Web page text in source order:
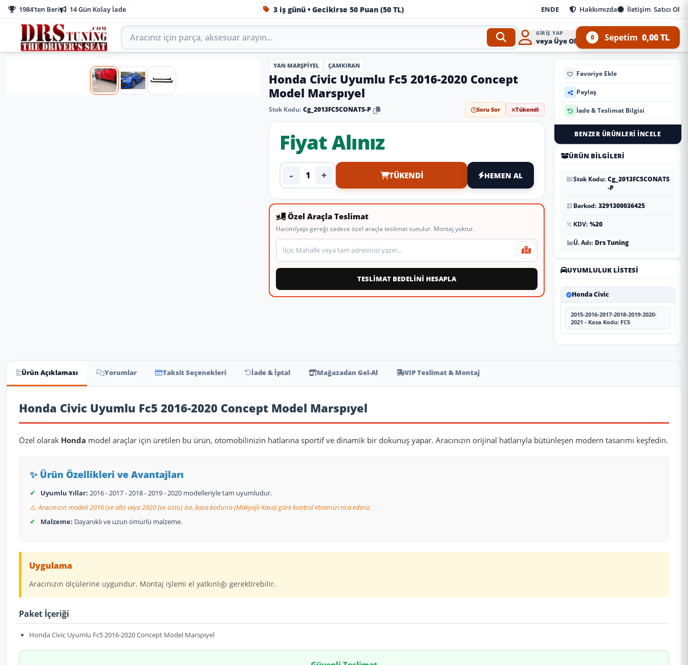
1984'ten Beri 14 Gün Kolay İade
3 iş günü • Gecikirse 50 Puan (50 TL)
1984'ten beri Türkiye’nin en büyük oto aksesuar ve tuning
ENDE Hakkımızda İletişim Satıcı Ol
Aracınız için parça arayın
GIRIŞ YAP
veya Üye Ol 0 Sepetim 0,00 TL
YAN MARŞPIYEL ÇAMKIRAN
Honda Civic Uyumlu Fc5 2016-2020 Concept
Model Marspıyel
Stok Kodu: Cg_2013FC5CONATS-P Soru Sor Tükendi
Fiyat Alınız
Ürün adedi
- + TÜKENDI HEMEN AL
Özel Araçla Teslimat
Hacim/yapı gereği sadece özel araçla teslimat sunulur. Montaj yoktur.
Teslimat veya montaj adresi
TESLİMAT BEDELİNİ HESAPLA
Favoriye Ekle
Paylaş
İade & Teslimat Bilgisi
BENZER ÜRÜNLERI İNCELE
ÜRÜN BILGILERI
Stok Kodu: Cg_2013FC5CONATS
-P
Barkod: 3291300036425
KDV: %20
Ü. Adı: Drs Tuning
UYUMLULUK LISTESI
Honda Civic
2015-2016-2017-2018-2019-2020-
2021 - Kasa Kodu: FC5
Ürün Açıklaması Yorumlar Taksit Seçenekleri İade & İptal Mağazadan Gel-Al VIP Teslimat & Montaj
Ürün Açıklaması
Honda Civic Uyumlu Fc5 2016-2020 Concept Model Marspıyel
Özel olarak Honda model araçlar için üretilen bu ürün, otomobilinizin hatlarına sportif ve dinamik bir dokunuş yapar. Aracınızın orijinal hatlarıyla bütünleşen modern tasarımı keşfedin.
✨ Ürün Özellikleri ve Avantajları
✔ Uyumlu Yıllar: 2016 - 2017 - 2018 - 2019 - 2020 modelleriyle tam uyumludur.
⚠️ Aracınızın modeli 2016 (ve altı) veya 2020 (ve üstü) ise, kasa koduna (Makyajlı Kasa) göre kontrol etmenizi rica ederiz.
✔
Malzeme: Dayanıklı ve uzun ömürlü malzeme.
Uygulama
Aracınızın ölçülerine uygundur. Montaj işlemi el yatkınlığı gerektirebilir.
Paket İçeriği
Honda Civic Uyumlu Fc5 2016-2020 Concept Model Marspıyel